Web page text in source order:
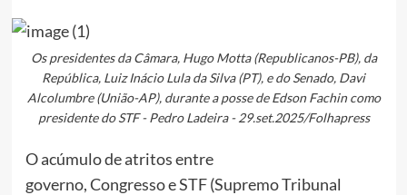
Os presidentes da Câmara, Hugo Motta (Republicanos-PB), da
República, Luiz Inácio Lula da Silva (PT), e do Senado, Davi
Alcolumbre (União-AP), durante a posse de Edson Fachin como
presidente do STF - Pedro Ladeira - 29.set.2025/Folhapress
O acúmulo de atritos entre
governo, Congresso e STF (Supremo Tribunal